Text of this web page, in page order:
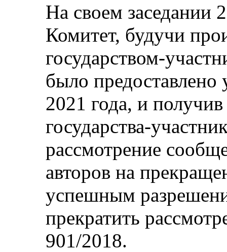
На своем заседании
Комитет, будучи
государством-
было
2021 года, и
государства-
рассмотрение
авторов на
успешным
прекратить
901/2018.